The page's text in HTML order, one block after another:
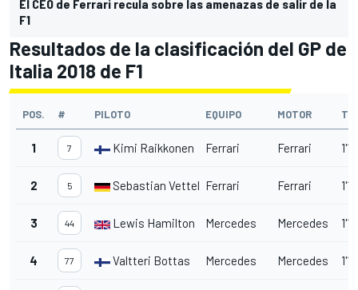
El CEO de Ferrari recula sobre las amenazas de salir de la
F1
Resultados de la clasificación del GP de
Italia 2018 de F1
POS. # PILOTO EQUIPO MOTOR
1 7 Kimi Raikkonen Ferrari Ferrari
2 5 Sebastian Vettel Ferrari Ferrari
3 44 Lewis Hamilton Mercedes Mercedes
4 77 Valtteri Bottas Mercedes Mercedes